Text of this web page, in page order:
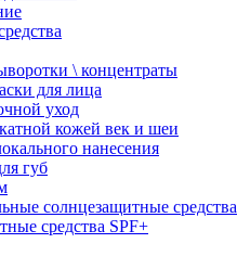
\ концентраты
для лица
уход
кожей век и шеи
нанесения
губ
солнцезащитные средства
средства SPF+